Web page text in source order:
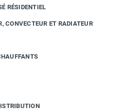
RÉSIDENTIEL
CONVECTEUR ET RADIATEUR